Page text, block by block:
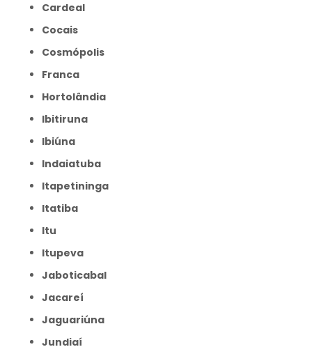
Cardeal
Cocais
Cosmópolis
Franca
Hortolândia
Ibitiruna
Ibiúna
Indaiatuba
Itapetininga
Itatiba
Itu
Itupeva
Jaboticabal
Jacareí
Jaguariúna
Jundiaí